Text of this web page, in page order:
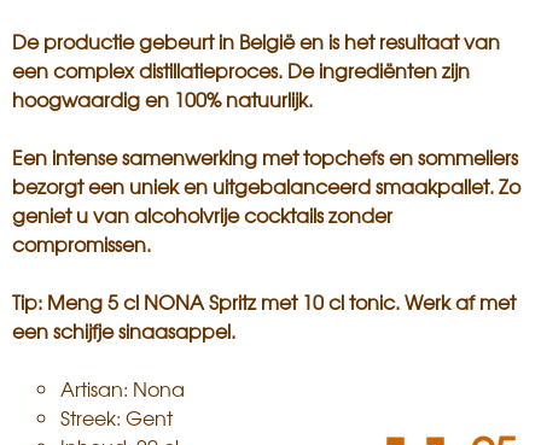
De productie gebeurt in België en is het resultaat van
een complex distillatieproces. De ingrediënten zijn
hoogwaardig en 100% natuurlijk.
Een intense samenwerking met topchefs en sommeliers
bezorgt een uniek en uitgebalanceerd smaakpallet. Zo
geniet u van alcoholvrije cocktails zonder
compromissen.
Tip: Meng 5 cl NONA Spritz met 10 cl tonic. Werk af met
een schijfje sinaasappel.
Artisan: Nona
Streek: Gent